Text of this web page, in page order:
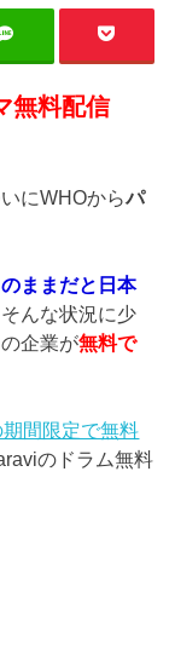
無料配信
にWHOからパ
ままだと日本
んな状況に少
企業が無料で
間限定で無料
のドラム無料